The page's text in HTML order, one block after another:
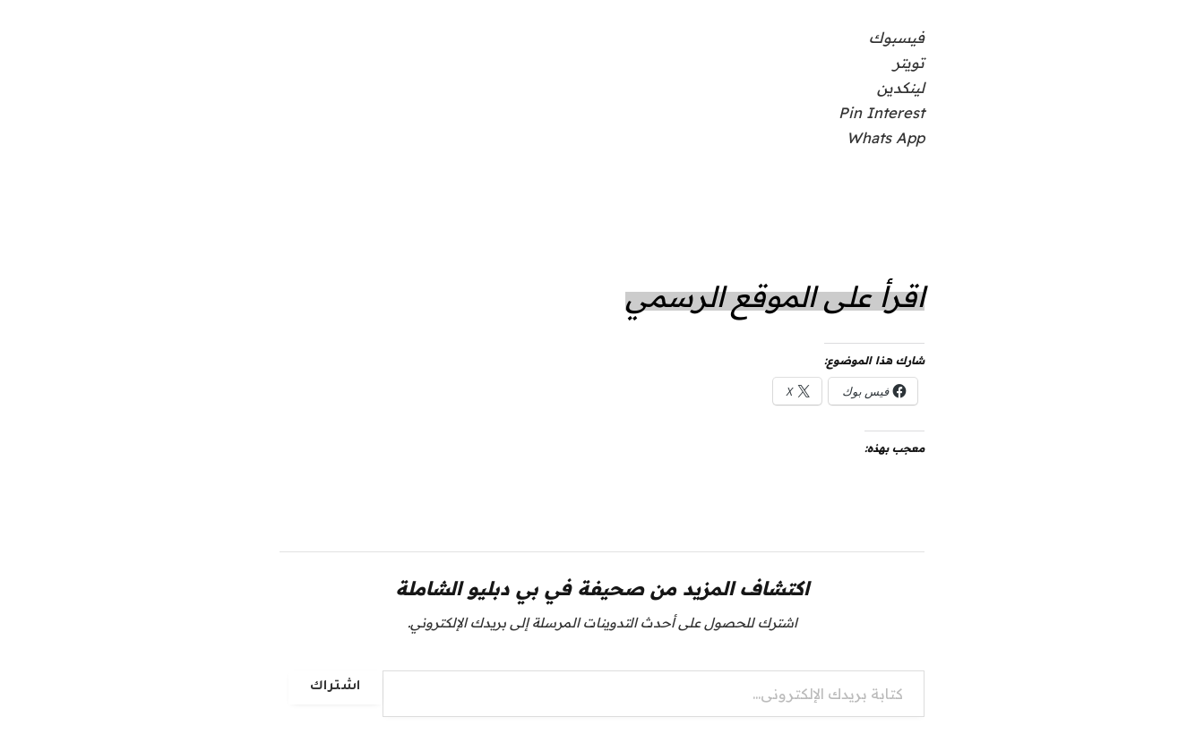
فيسبوك
تويتر
لينكدين
Pin Interest
Whats App
اقرأ على الموقع الرسمي
شارك هذا الموضوع:
فيس بوك X
معجب بهذه:
اكتشاف المزيد من صحيفة في بي دبليو الشاملة
اشترك للحصول على أحدث التدوينات المرسلة إلى بريدك الإلكتروني.
كتابة بريدك الإلكتروني...
اشتراك